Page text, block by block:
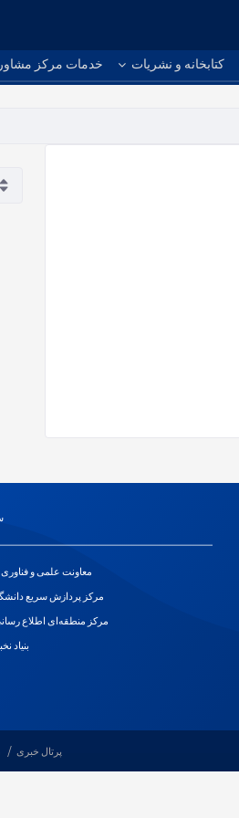
خدمات مرکز کتابخانه و نشریات
معاونت علمی و
مرکز پردازش سریع
مرکز منطقه‌ای اطلاع
بنیاد
پرتال خبری